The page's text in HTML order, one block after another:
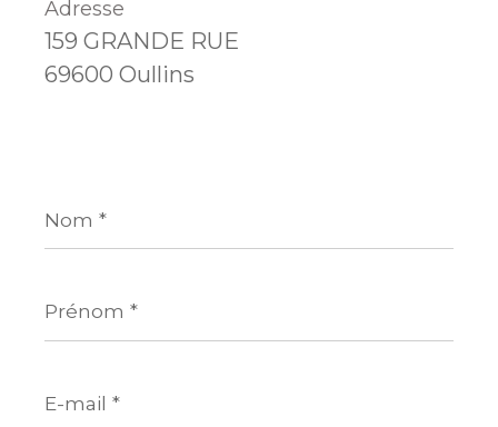
Adresse
159 GRANDE RUE
69600 Oullins
*
*
mail
*